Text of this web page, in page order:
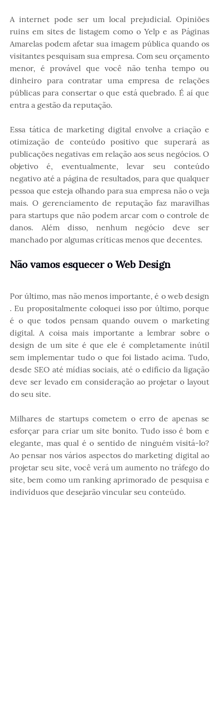
A internet pode ser um local prejudicial. Opiniões
ruins em sites de listagem como o Yelp e as Páginas
Amarelas podem afetar sua imagem pública quando os
visitantes pesquisam sua empresa. Com seu orçamento
menor, é provável que você não tenha tempo ou
dinheiro para contratar uma empresa de relações
públicas para consertar o que está quebrado. É aí que
entra a gestão da reputação.
Essa tática de marketing digital envolve a criação e
otimização de conteúdo positivo que superará as
publicações negativas em relação aos seus negócios. O
objetivo é, eventualmente, levar seu conteúdo
negativo até a página de resultados, para que qualquer
pessoa que esteja olhando para sua empresa não o veja
mais. O gerenciamento de reputação faz maravilhas
para startups que não podem arcar com o controle de
danos. Além disso, nenhum negócio deve ser
manchado por algumas críticas menos que decentes.
Não vamos esquecer o Web Design
Por último, mas não menos importante, é o web design
. Eu propositalmente coloquei isso por último, porque
é o que todos pensam quando ouvem o marketing
digital. A coisa mais importante a lembrar sobre o
design de um site é que ele é completamente inútil
sem implementar tudo o que foi listado acima. Tudo,
desde SEO até mídias sociais, até o edifício da ligação
deve ser levado em consideração ao projetar o layout
do seu site.
Milhares de startups cometem o erro de apenas se
esforçar para criar um site bonito. Tudo isso é bom e
elegante, mas qual é o sentido de ninguém visitá-lo?
Ao pensar nos vários aspectos do marketing digital ao
projetar seu site, você verá um aumento no tráfego do
site, bem como um ranking aprimorado de pesquisa e
indivíduos que desejarão vincular seu conteúdo.